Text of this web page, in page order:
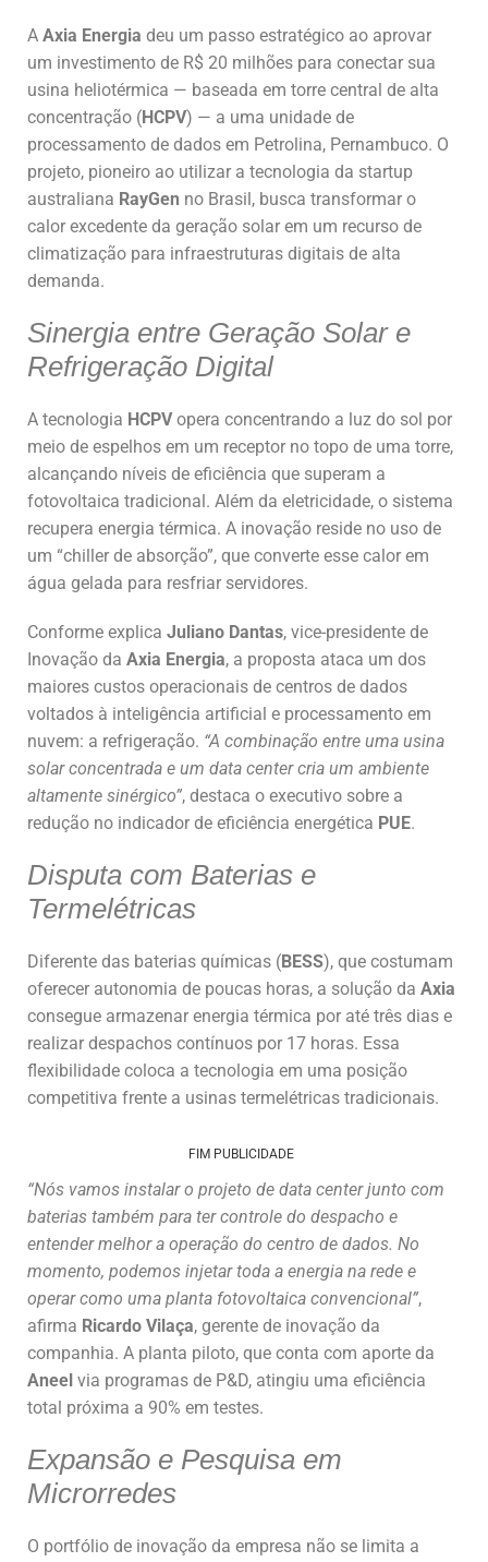
A Axia Energia deu um passo estratégico ao aprovar
um investimento de R$ 20 milhões para conectar sua
usina heliotérmica — baseada em torre central de alta
concentração (HCPV) — a uma unidade de
processamento de dados em Petrolina, Pernambuco. O
projeto, pioneiro ao utilizar a tecnologia da startup
australiana RayGen no Brasil, busca transformar o
calor excedente da geração solar em um recurso de
climatização para infraestruturas digitais de alta
demanda.
Sinergia entre Geração Solar e
Refrigeração Digital
A tecnologia HCPVopera concentrando a luz do sol por
meio de espelhos em um receptor no topo de uma torre,
alcançando níveis de eficiência que superam a
fotovoltaica tradicional. Além da eletricidade, o sistema
recupera energia térmica. A inovação reside no uso de
um “chiller de absorção”, que converte esse calor em
água gelada para resfriar servidores.
Conforme explica Juliano Dantas, vice-presidente de
Inovação da Axia Energia, a proposta ataca um dos
maiores custos operacionais de centros de dados
voltados à inteligência artificial e processamento em
nuvem: a refrigeração. “A combinação entre uma usina
solar concentrada e um data center cria um ambiente
altamente sinérgico”, destaca o executivo sobre a
redução no indicador de eficiência energética PUE.
Disputa com Baterias e
Termelétricas
Diferente das baterias químicas (BESS), que costumam
oferecer autonomia de poucas horas, a solução da Axia
consegue armazenar energia térmica por até três dias e
realizar despachos contínuos por 17 horas. Essa
flexibilidade coloca a tecnologia em uma posição
competitiva frente a usinas termelétricas tradicionais.
FIM PUBLICIDADE
“Nós vamos instalar o projeto de data center junto com
baterias também para ter controle do despacho e
entender melhor a operação do centro de dados. No
momento, podemos injetar toda a energia na rede e
operar como uma planta fotovoltaica convencional”,
afirma Ricardo Vilaça, gerente de inovação da
companhia. A planta piloto, que conta com aporte da
Aneel via programas de P&D, atingiu uma eficiência
total próxima a 90% em testes.
Expansão e Pesquisa em
Microrredes
O portfólio de inovação da empresa não se limita a